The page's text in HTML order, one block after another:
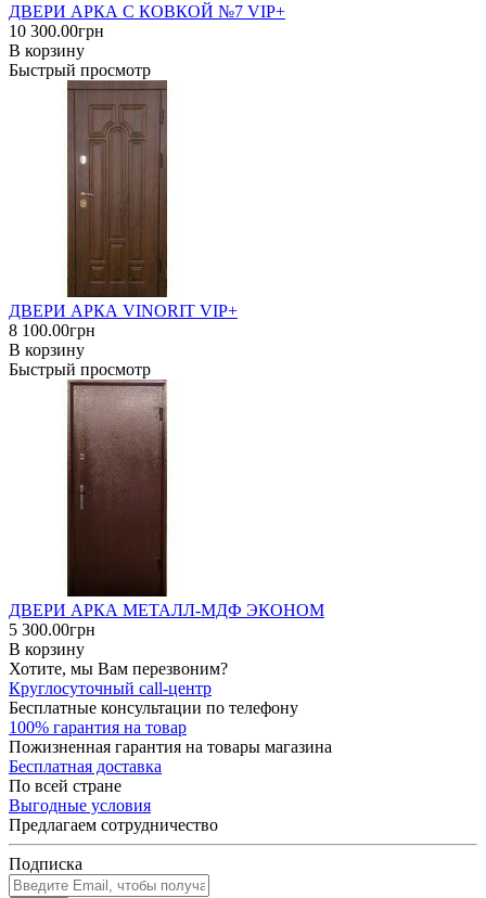
ДВЕРИ АРКА С КОВКОЙ №7 VIP+
10 300.00грн
В корзину
Быстрый просмотр
ДВЕРИ АРКА VINORIT VIP+
8 100.00грн
В корзину
Быстрый просмотр
ДВЕРИ АРКА МЕТАЛЛ-МДФ ЭКОНОМ
5 300.00грн
В корзину
Хотите, мы Вам перезвоним?
Круглосуточный call-центр
Бесплатные консультации по телефону
100% гарантия на товар
Пожизненная гарантия на товары магазина
Бесплатная доставка
По всей стране
Выгодные условия
Предлагаем сотрудничество
Подписка